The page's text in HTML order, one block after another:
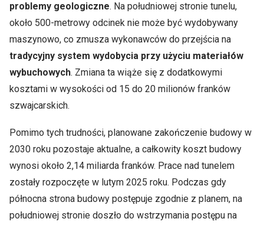
problemy geologiczne. Na południowej stronie tunelu,
około 500-metrowy odcinek nie może być wydobywany
maszynowo, co zmusza wykonawców do przejścia na
tradycyjny system wydobycia przy użyciu materiałów
wybuchowych. Zmiana ta wiąże się z dodatkowymi
kosztami w wysokości od 15 do 20 milionów franków
szwajcarskich.
Pomimo tych trudności, planowane zakończenie budowy w
2030 roku pozostaje aktualne, a całkowity koszt budowy
wynosi około 2,14 miliarda franków. Prace nad tunelem
zostały rozpoczęte w lutym 2025 roku. Podczas gdy
północna strona budowy postępuje zgodnie z planem, na
południowej stronie doszło do wstrzymania postępu na